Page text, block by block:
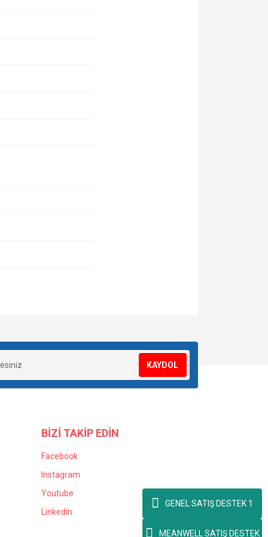
KAYDOL
BİZİ TAKİP EDİN
Facebook
Instagram
Youtube
Linkedin
GENEL SATIŞ DESTEK 1
MEANWELL SATIŞ DESTEK